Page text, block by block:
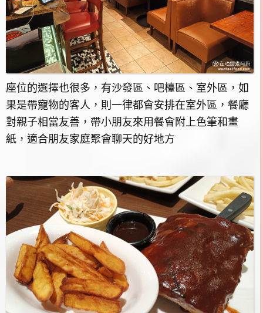
座位的選擇也很多，有沙發區、吧檯區、室外區，如
果是帶寵物的客人，則一律都會安排在室外區，餐廳
對親子相當友善，帶小朋友來用餐會附上色筆和畫
紙，適合朋友家庭聚會聊天的好地方